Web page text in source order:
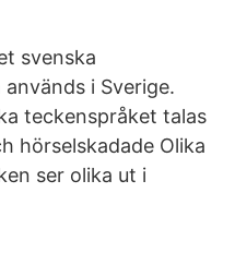
svenska
i Sverige.
teckenspråket talas
hörselskadade Olika
ser olika ut i